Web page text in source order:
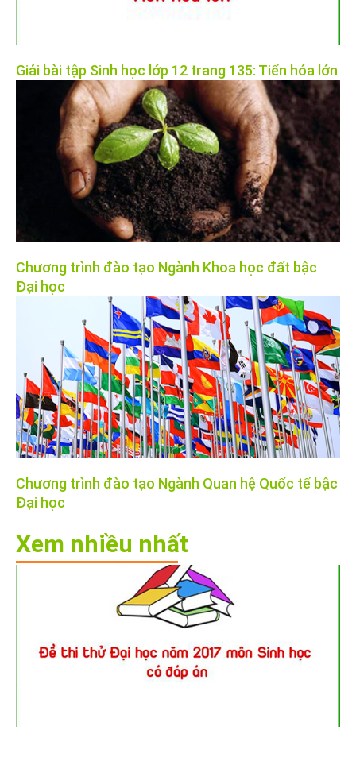
Giải bài tập Sinh học lớp 12 trang 135: Tiến hóa lớn
Chương trình đào tạo Ngành Khoa học đất bậc
Đại học
Chương trình đào tạo Ngành Quan hệ Quốc tế bậc
Đại học
Xem nhiều nhất